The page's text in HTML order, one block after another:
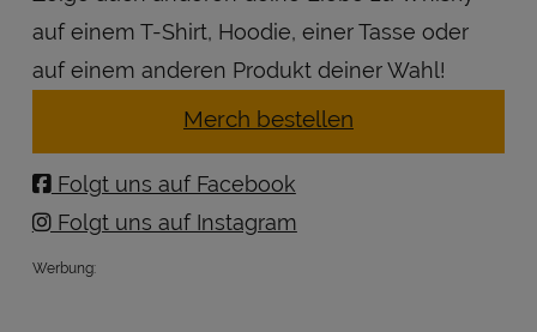
auf einem T-Shirt, Hoodie, einer Tasse oder
auf einem anderen Produkt deiner Wahl!
Merch bestellen
Folgt uns auf Facebook
Folgt uns auf Instagram
Werbung: